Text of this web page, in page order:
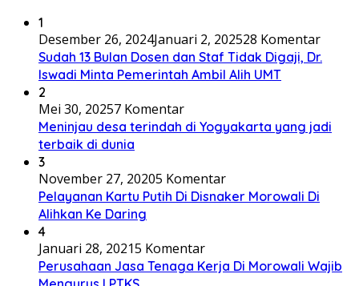
1
Desember 26, 2024Januari 2, 202528 Komentar
Sudah 13 Bulan Dosen dan Staf Tidak Digaji, Dr.
Iswadi Minta Pemerintah Ambil Alih UMT
2
Mei 30, 20257 Komentar
Meninjau desa terindah di Yogyakarta yang jadi
terbaik di dunia
3
November 27, 20205 Komentar
Pelayanan Kartu Putih Di Disnaker Morowali Di
Alihkan Ke Daring
4
Januari 28, 20215 Komentar
Perusahaan Jasa Tenaga Kerja Di Morowali Wajib